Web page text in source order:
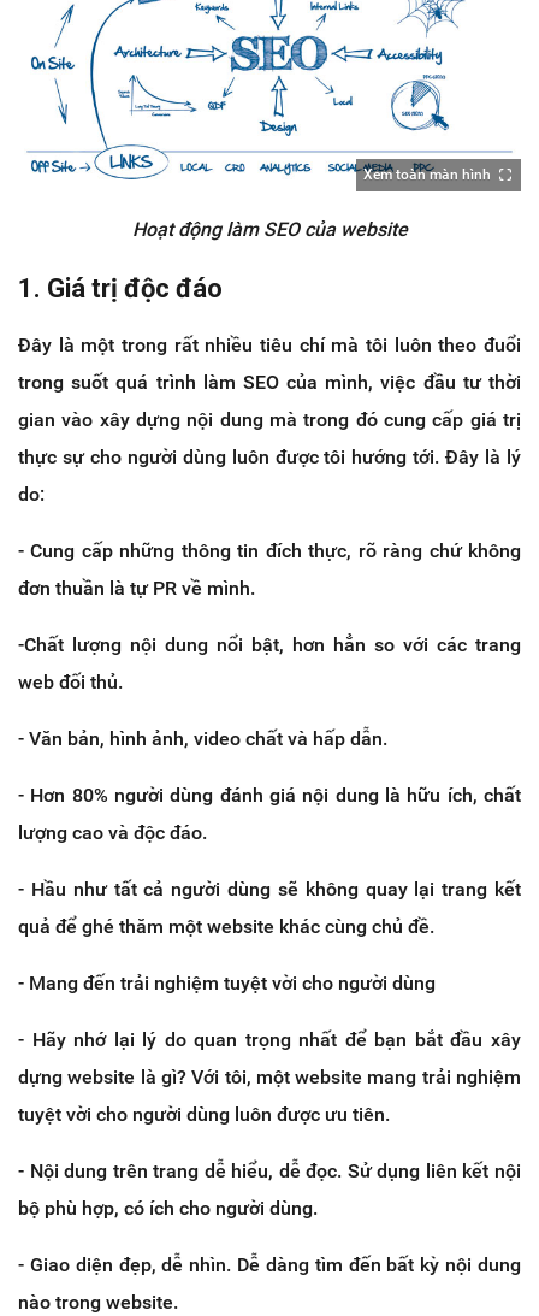
Xem toàn màn hình
Hoạt động làm SEO của website
1. Giá trị độc đáo
Đây là một trong rất nhiều tiêu chí mà tôi luôn theo đuổi
trong suốt quá trình làm SEO của mình, việc đầu tư thời
gian vào xây dựng nội dung mà trong đó cung cấp giá trị
thực sự cho người dùng luôn được tôi hướng tới. Đây là lý
do:
- Cung cấp những thông tin đích thực, rõ ràng chứ không
đơn thuần là tự PR về mình.
-Chất lượng nội dung nổi bật, hơn hẳn so với các trang
web đối thủ.
- Văn bản, hình ảnh, video chất và hấp dẫn.
- Hơn 80% người dùng đánh giá nội dung là hữu ích, chất
lượng cao và độc đáo.
- Hầu như tất cả người dùng sẽ không quay lại trang kết
quả để ghé thăm một website khác cùng chủ đề.
- Mang đến trải nghiệm tuyệt vời cho người dùng
- Hãy nhớ lại lý do quan trọng nhất để bạn bắt đầu xây
dựng website là gì? Với tôi, một website mang trải nghiệm
tuyệt vời cho người dùng luôn được ưu tiên.
- Nội dung trên trang dễ hiểu, dễ đọc. Sử dụng liên kết nội
bộ phù hợp, có ích cho người dùng.
- Giao diện đẹp, dễ nhìn. Dễ dàng tìm đến bất kỳ nội dung
nào trong website.